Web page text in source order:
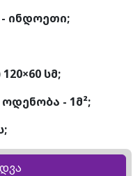
- ინდოეთი;
სმ;
- 1მ²;